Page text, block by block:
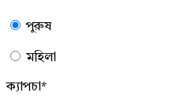
পুরুষ
মহিলা
ক্যাপচা*